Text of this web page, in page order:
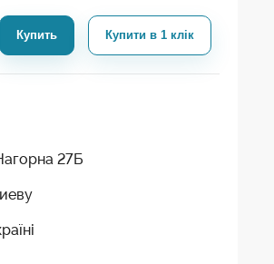
Купить Купити в 1 клік
27Б